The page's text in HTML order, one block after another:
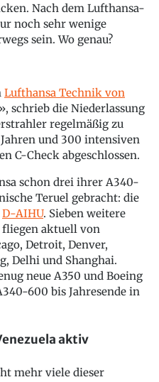
Nach dem Lufthansa-
noch sehr wenige
sein. Wo genau?
Lufthansa Technik von
», schrieb die Niederlassung
regelmäßig zu
und 300 intensiven
C-Check abgeschlossen.
schon drei ihrer A340-
Teruel gebracht: die
D-AIHU. Sieben weitere
fliegen aktuell von
Detroit, Denver,
Delhi und Shanghai.
neue A350 und Boeing
600 bis Jahresende in
aktiv
mehr viele dieser